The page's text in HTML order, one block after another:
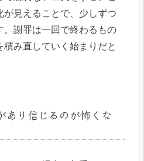
見えることで、少しずつ
。謝罪は一回で終わるもの
み直していく始まりだと
あり信じるのが怖くな